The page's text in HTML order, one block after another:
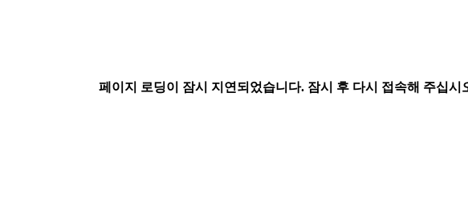
페이지 로딩이 잠시 지연되었습니다. 잠시 후 다시 접속해 주십시